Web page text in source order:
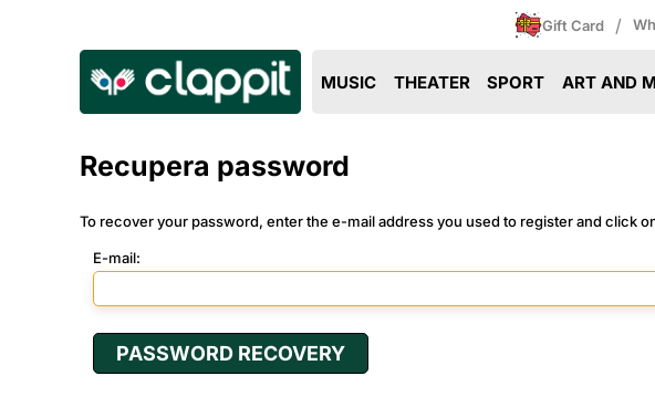
Gift Card /
MUSIC THEATER SPORT ART AND
Recupera password
To recover your password, enter the e-mail address you used to register and click
E-mail: